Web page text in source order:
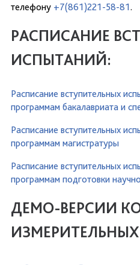
телефону +7(861)221-58-81.
РАСПИСАНИЕ
ИСПЫТАНИЙ:
Расписание вступительных
программам бакалавриата и
Расписание вступительных
программам магистратуры
Расписание вступительных
программам подготовки
ДЕМО-ВЕРСИИ